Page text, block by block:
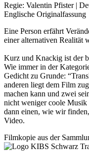
Regie: Valentin Pfister |
Englische Originalfassung
Eine Person erfährt
einer alternativen Realität
Kurz und Knackig ist der
Wie immer in der
Gedicht zu Grunde:
anderen liegt dem Film
machen kann und zwei
nicht weniger coole Musik
dann einen, wie wir
Video.
Filmkopie aus der